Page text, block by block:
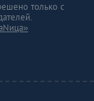
только с